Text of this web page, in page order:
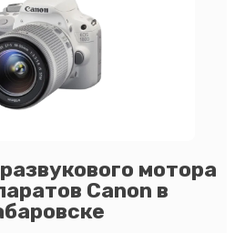
мотора
Canon в